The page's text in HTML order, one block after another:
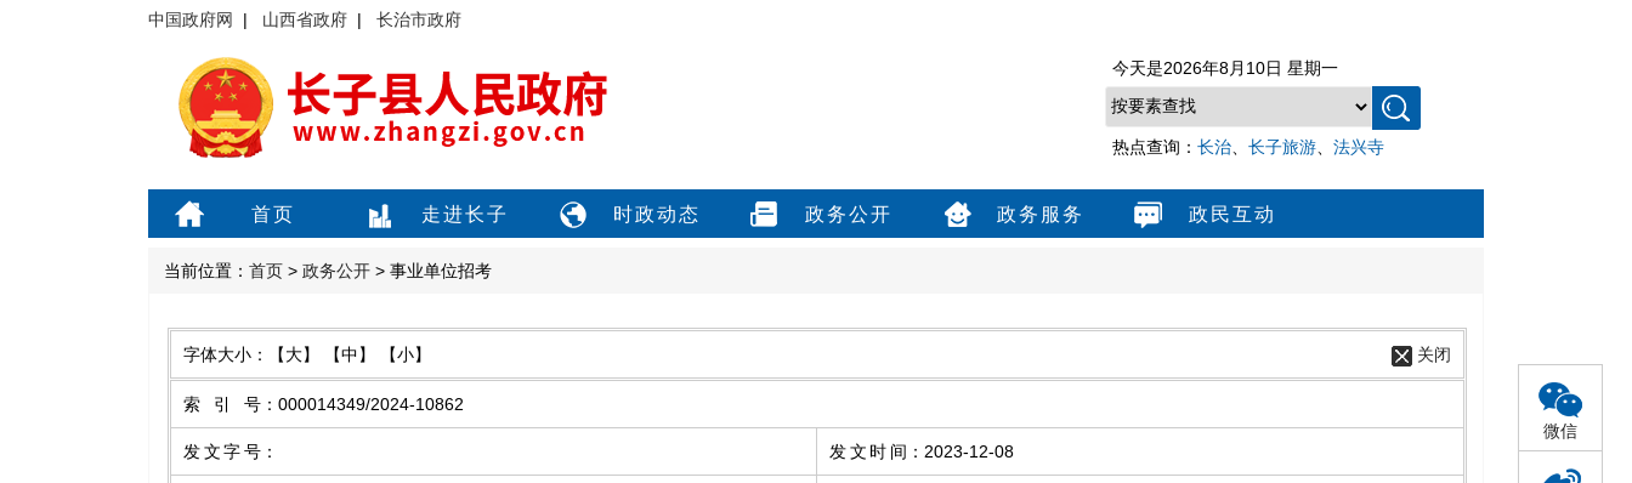
微信
中国政府网 | 山西省政府 | 长治市政府
今天是2026年8月10日 星期一
热点查询： 长治 长子旅游 法兴寺
首页 走进长子 时政动态 政务公开 政务服务 政民互动
当前位置： 首页 > 政务公开 > 事业单位招考
字体大小： 【大】 【中】 【小】 关闭
索引号 ： 000014349/2024-10862
发文字号 ： 发文时间 ： 2023-12-08